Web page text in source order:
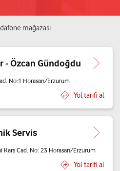
mağazası
- Özcan Gündoğdu
No:1 Horasan/Erzurum
Yol tarifi al
Servis
Kars Cad. No: 23 Horasan/Erzurum
Yol tarifi al